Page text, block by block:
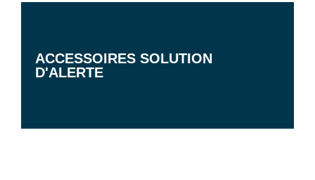
ACCESSOIRES SOLUTION
D'ALERTE